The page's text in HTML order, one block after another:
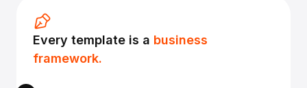
Every template is a business
framework.